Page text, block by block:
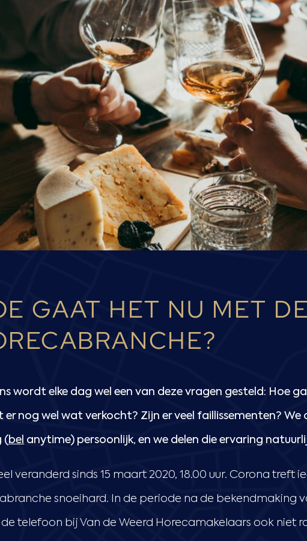
GAAT HET NU MET DE
wordt elke dag wel een van deze vragen gesteld: Hoe
er nog wel wat verkocht? Zijn er veel faillissementen? We
( bel anytime) persoonlijk, en we delen die ervaring
veranderd sinds 15 maart 2020, 18.00 uur. Corona treft
snoeihard. In de periode na de bekendmaking
telefoon bij Van de Weerd Horecamakelaars ook niet